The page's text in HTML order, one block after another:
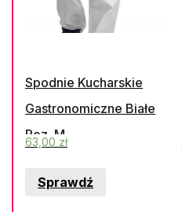
Spodnie Kucharskie
Gastronomiczne Białe
Roz. M
63,00 zł
Sprawdź